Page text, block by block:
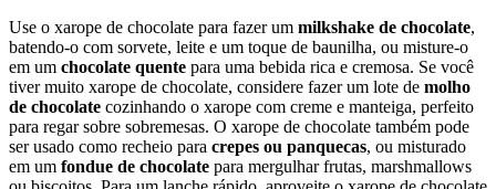
Use o xarope de chocolate para fazer um milkshake de chocolate,
batendo-o com sorvete, leite e um toque de baunilha, ou misture-o
em um chocolate quente para uma bebida rica e cremosa. Se você
tiver muito xarope de chocolate, considere fazer um lote de molho
de chocolate cozinhando o xarope com creme e manteiga, perfeito
para regar sobre sobremesas. O xarope de chocolate também pode
ser usado como recheio para crepes ou panquecas, ou misturado
em um fondue de chocolate para mergulhar frutas, marshmallows